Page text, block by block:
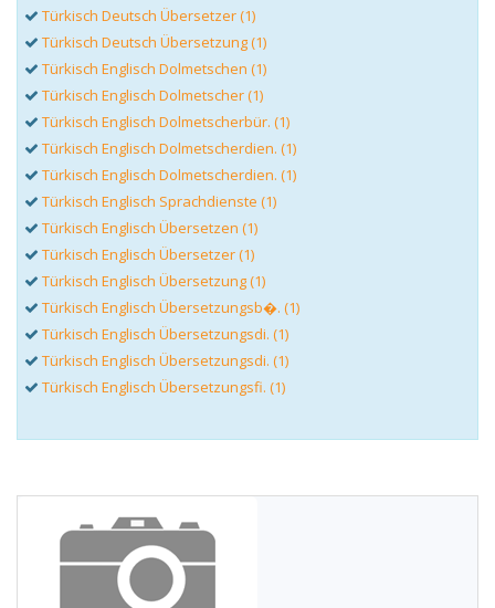
Türkisch Deutsch Übersetzer (1)
Türkisch Deutsch Übersetzung (1)
Türkisch Englisch Dolmetschen (1)
Türkisch Englisch Dolmetscher (1)
Türkisch Englisch Dolmetscherbür. (1)
Türkisch Englisch Dolmetscherdien. (1)
Türkisch Englisch Dolmetscherdien. (1)
Türkisch Englisch Sprachdienste (1)
Türkisch Englisch Übersetzen (1)
Türkisch Englisch Übersetzer (1)
Türkisch Englisch Übersetzung (1)
Türkisch Englisch Übersetzungsb�. (1)
Türkisch Englisch Übersetzungsdi. (1)
Türkisch Englisch Übersetzungsdi. (1)
Türkisch Englisch Übersetzungsfi. (1)